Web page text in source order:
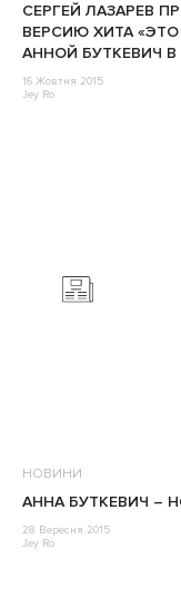
CЕРГЕЙ ЛАЗАРЕВ
ВЕРСИЮ ХИТА «ЭТО
АННОЙ БУТКЕВИЧ
16 Жовтня 2015
Jey Ro
НОВИНИ
АННА БУТКЕВИЧ –
28 Вересня 2015
Jey Ro